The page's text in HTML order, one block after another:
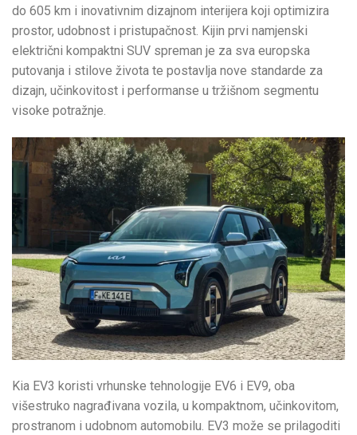
do 605 km i inovativnim dizajnom interijera koji optimizira
prostor, udobnost i pristupačnost. Kijin prvi namjenski
električni kompaktni SUV spreman je za sva europska
putovanja i stilove života te postavlja nove standarde za
dizajn, učinkovitost i performanse u tržišnom segmentu
visoke potražnje.
Kia EV3 koristi vrhunske tehnologije EV6 i EV9, oba
višestruko nagrađivana vozila, u kompaktnom, učinkovitom,
prostranom i udobnom automobilu. EV3 može se prilagoditi